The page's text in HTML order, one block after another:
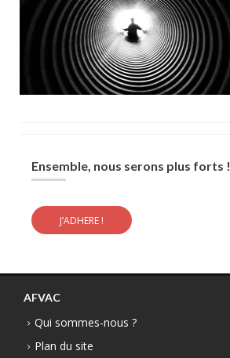
Ensemble, nous serons plus forts !
J’ADHERE !
AFVAC
Qui sommes-nous ?
Plan du site